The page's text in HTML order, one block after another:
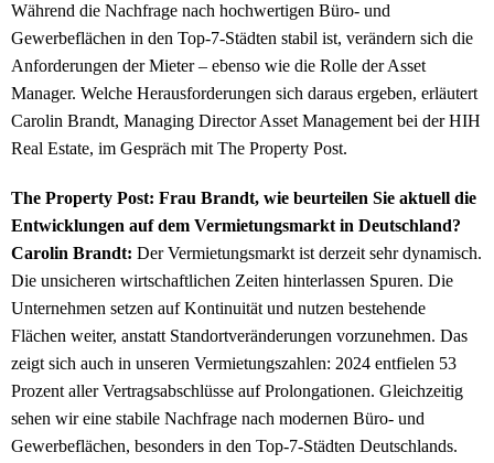
Während die Nachfrage nach hochwertigen Büro- und
Gewerbeflächen in den Top-7-Städten stabil ist, verändern sich die
Anforderungen der Mieter – ebenso wie die Rolle der Asset
Manager. Welche Herausforderungen sich daraus ergeben, erläutert
Carolin Brandt, Managing Director Asset Management bei der HIH
Real Estate, im Gespräch mit The Property Post.
The Property Post: Frau Brandt, wie beurteilen Sie aktuell die
Entwicklungen auf dem Vermietungsmarkt in Deutschland?
Carolin Brandt: Der Vermietungsmarkt ist derzeit sehr dynamisch.
Die unsicheren wirtschaftlichen Zeiten hinterlassen Spuren. Die
Unternehmen setzen auf Kontinuität und nutzen bestehende
Flächen weiter, anstatt Standortveränderungen vorzunehmen. Das
zeigt sich auch in unseren Vermietungszahlen: 2024 entfielen 53
Prozent aller Vertragsabschlüsse auf Prolongationen. Gleichzeitig
sehen wir eine stabile Nachfrage nach modernen Büro- und
Gewerbeflächen, besonders in den Top-7-Städten Deutschlands.